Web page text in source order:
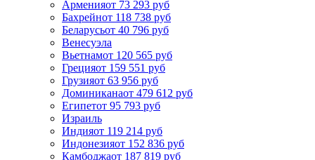
Арменияот 73 293 руб
Бахрейнот 118 738 руб
Беларусьот 40 796 руб
Венесуэла
Вьетнамот 120 565 руб
Грецияот 159 551 руб
Грузияот 63 956 руб
Доминиканаот 479 612 руб
Египетот 95 793 руб
Израиль
Индияот 119 214 руб
Индонезияот 152 836 руб
Камбоджаот 187 819 руб